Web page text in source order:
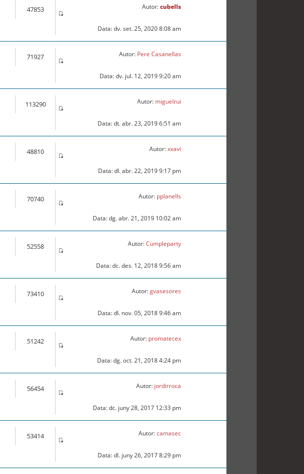
47853 Autor:cubells
Data: dv. set. 25, 2020 8:08 am
71927 Autor: Pere Casanellas
Data: dv. jul. 12, 2019 9:20 am
113290 Autor: miguelrui
Data: dt. abr. 23, 2019 6:51 am
48810 Autor:xxavi
Data: dl. abr. 22, 2019 9:17 pm
70740 Autor: pplanells
Data: dg. abr. 21, 2019 10:02 am
52558 Autor:Cumpleparty
Data: dc. des. 12, 2018 9:56 am
73410 Autor:gvasesores
Data: dl. nov. 05, 2018 9:46 am
51242 Autor: promatecex
Data: dg. oct. 21, 2018 4:24 pm
56454 Autor: jordirroca
Data: dc. juny 28, 2017 12:33 pm
53414 Autor:camasec
Data: dl. juny 26, 2017 8:29 pm